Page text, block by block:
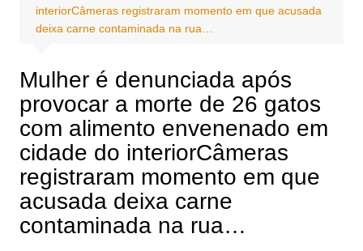
interiorCâmeras registraram momento em que acusada
deixa carne contaminada na rua…
Mulher é denunciada após
provocar a morte de 26 gatos
com alimento envenenado em
cidade do interiorCâmeras
registraram momento em que
acusada deixa carne
contaminada na rua…